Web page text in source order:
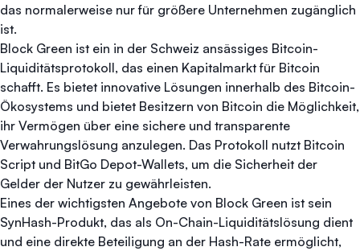
das normalerweise nur für größere Unternehmen zugänglich
ist.
Block Green ist ein in der Schweiz ansässiges Bitcoin-
Liquiditätsprotokoll, das einen Kapitalmarkt für Bitcoin
schafft. Es bietet innovative Lösungen innerhalb des Bitcoin-
Ökosystems und bietet Besitzern von Bitcoin die Möglichkeit,
ihr Vermögen über eine sichere und transparente
Verwahrungslösung anzulegen. Das Protokoll nutzt Bitcoin
Script und BitGo Depot-Wallets, um die Sicherheit der
Gelder der Nutzer zu gewährleisten.
Eines der wichtigsten Angebote von Block Green ist sein
SynHash-Produkt, das als On-Chain-Liquiditätslösung dient
und eine direkte Beteiligung an der Hash-Rate ermöglicht,